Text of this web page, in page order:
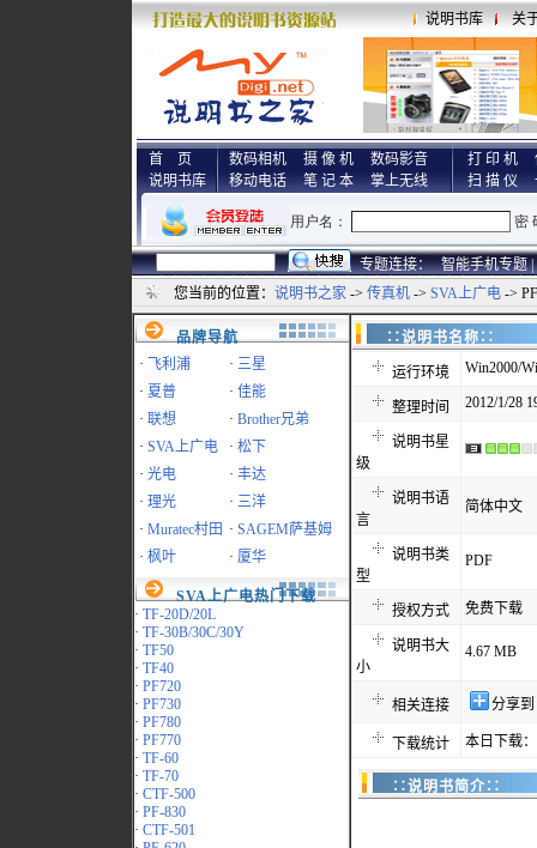
说明书库 关
首 页
说明书库
数码相机 摄 像 机
数码影音
移动电话
笔 记 本 掌上无线
打 印 机
扫 描 仪
专题连接： 智能手机专题 |
您当前的位置： 说明书之家 -> 传真机 -> SVA上广电 ->
品牌导航
·
飞利浦 · 三星
· 夏普 · 佳能
· 联想 · Brother兄弟
· SVA上广电 · 松下
· 光电 · 丰达
· 理光 · 三洋
· Muratec村田 · SAGEM萨基姆
· 枫叶 · 厦华
SVA上广电热门下载
· TF-20D/20L
· TF-30B/30C/30Y
· TF50
· TF40
· PF720
· PF730
· PF780
· PF770
· TF-60
· TF-70
· CTF-500
· PF-830
· CTF-501
∷说明书名
运行环境 Win2000/
整理时间 2012/1/28
说明书星
级
说明书语
言
简体中文
说明书类
型
PDF
授权方式 免费下载
说明书大
小
4.67 MB
相关连接 分享
下载统计 本日下载
∷说明书简介∷